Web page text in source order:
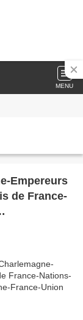
MENU
Empereurs
de France-